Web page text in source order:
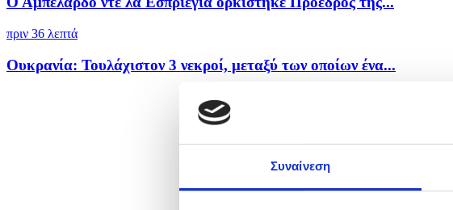
Συναίνεση
πριν 36 λεπτά
Ουκρανία: Τουλάχιστον 3 νεκροί, μεταξύ των οποίων ένα...